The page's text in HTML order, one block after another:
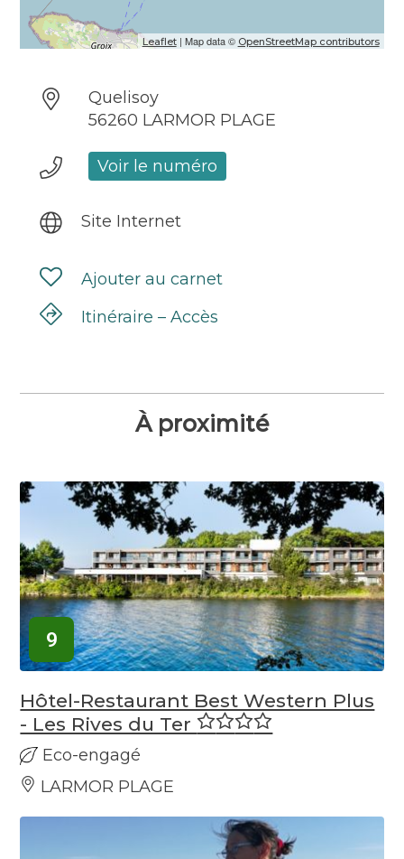
Leaflet| Map data © OpenStreetMap contributors
Quelisoy
56260 LARMOR PLAGE
Voir le numéro
Site Internet
Ajouter au carnet
Itinéraire – Accès
À proximité
9
Hôtel-Restaurant Best Western Plus
- Les Rives du Ter
Eco-engagé
LARMOR PLAGE